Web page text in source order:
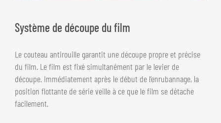
Système de découpe du film
Le couteau antirouille garantit une découpe propre et précise
du film. Le film est fixé simultanément par le levier de
découpe. Immédiatement après le début de l’enrubannage, la
position flottante de série veille à ce que le film se détache
facilement.